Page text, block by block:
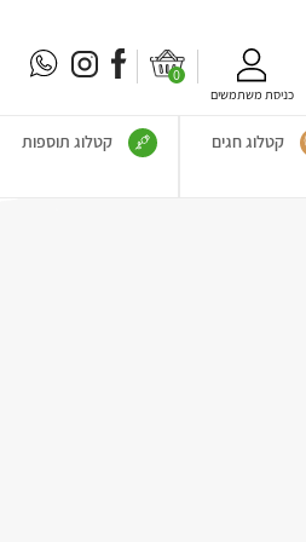
כניסת משתמשים
0
קטלוג חגים קטלוג תוספות